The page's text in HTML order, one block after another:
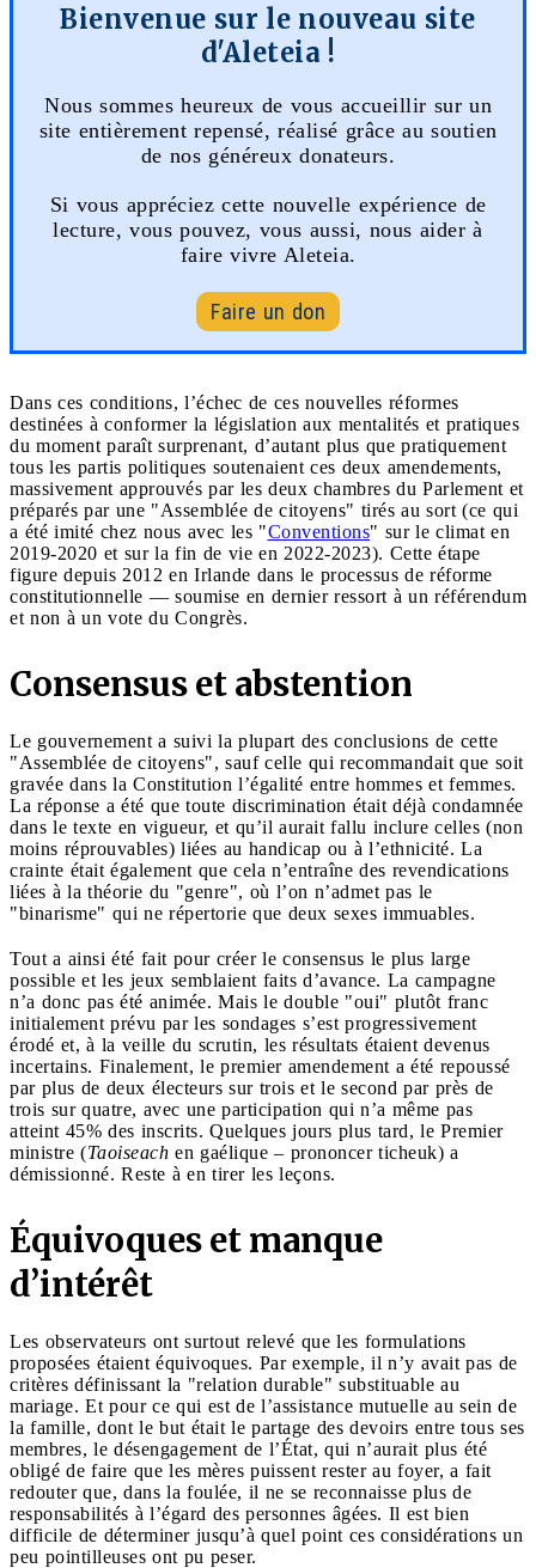
Bienvenue sur le nouveau site
d'Aleteia !
Nous sommes heureux de vous accueillir sur un
site entièrement repensé, réalisé grâce au soutien
de nos généreux donateurs.
Si vous appréciez cette nouvelle expérience de
lecture, vous pouvez, vous aussi, nous aider à
faire vivre Aleteia.
Faire un don
Dans ces conditions, l’échec de ces nouvelles réformes
destinées à conformer la législation aux mentalités et pratiques
du moment paraît surprenant, d’autant plus que pratiquement
tous les partis politiques soutenaient ces deux amendements,
massivement approuvés par les deux chambres du Parlement et
préparés par une "Assemblée de citoyens" tirés au sort (ce qui
a été imité chez nous avec les "Conventions" sur le climat en
2019-2020 et sur la fin de vie en 2022-2023). Cette étape
figure depuis 2012 en Irlande dans le processus de réforme
constitutionnelle — soumise en dernier ressort à un référendum
et non à un vote du Congrès.
Consensus et abstention
Le gouvernement a suivi la plupart des conclusions de cette
"Assemblée de citoyens", sauf celle qui recommandait que soit
gravée dans la Constitution l’égalité entre hommes et femmes.
La réponse a été que toute discrimination était déjà condamnée
dans le texte en vigueur, et qu’il aurait fallu inclure celles (non
moins réprouvables) liées au handicap ou à l’ethnicité. La
crainte était également que cela n’entraîne des revendications
liées à la théorie du "genre", où l’on n’admet pas le
"binarisme" qui ne répertorie que deux sexes immuables.
Tout a ainsi été fait pour créer le consensus le plus large
possible et les jeux semblaient faits d’avance. La campagne
n’a donc pas été animée. Mais le double "oui" plutôt franc
initialement prévu par les sondages s’est progressivement
érodé et, à la veille du scrutin, les résultats étaient devenus
incertains. Finalement, le premier amendement a été repoussé
par plus de deux électeurs sur trois et le second par près de
trois sur quatre, avec une participation qui n’a même pas
atteint 45% des inscrits. Quelques jours plus tard, le Premier
ministre (Taoiseach en gaélique – prononcer ticheuk) a
démissionné. Reste à en tirer les leçons.
Équivoques et manque
d’intérêt
Les observateurs ont surtout relevé que les formulations
proposées étaient équivoques. Par exemple, il n’y avait pas de
critères définissant la "relation durable" substituable au
mariage. Et pour ce qui est de l’assistance mutuelle au sein de
la famille, dont le but était le partage des devoirs entre tous ses
membres, le désengagement de l’État, qui n’aurait plus été
obligé de faire que les mères puissent rester au foyer, a fait
redouter que, dans la foulée, il ne se reconnaisse plus de
responsabilités à l’égard des personnes âgées. Il est bien
difficile de déterminer jusqu’à quel point ces considérations un
peu pointilleuses ont pu peser.